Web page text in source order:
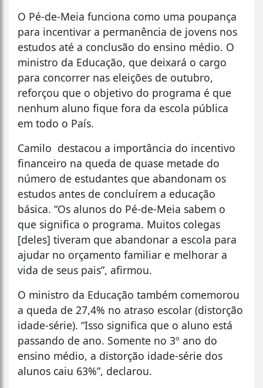
O Pé-de-Meia funciona como uma poupança
para incentivar a permanência de jovens nos
estudos até a conclusão do ensino médio. O
ministro da Educação, que deixará o cargo
para concorrer nas eleições de outubro,
reforçou que o objetivo do programa é que
nenhum aluno fique fora da escola pública
em todo o País.
Camilo destacou a importância do incentivo
financeiro na queda de quase metade do
número de estudantes que abandonam os
estudos antes de concluírem a educação
básica. “Os alunos do Pé-de-Meia sabem o
que significa o programa. Muitos colegas
[deles] tiveram que abandonar a escola para
ajudar no orçamento familiar e melhorar a
vida de seus pais”, afirmou.
O ministro da Educação também comemorou
a queda de 27,4% no atraso escolar (distorção
idade-série). “Isso significa que o aluno está
passando de ano. Somente no 3º ano do
ensino médio, a distorção idade-série dos
alunos caiu 63%”, declarou.